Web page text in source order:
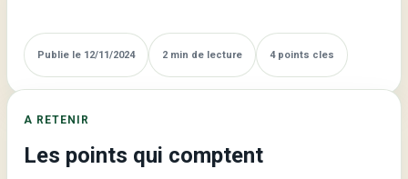
Protection
Assurés
Publie le 12/11/2024 2 min de lecture 4 points cles
A RETENIR
Les points qui comptent